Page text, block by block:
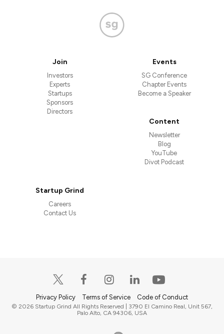
Join
Investors
Experts
Startups
Sponsors
Directors
Events
SG Conference
Chapter Events
Become a Speaker
Content
Newsletter
Blog
YouTube
Divot Podcast
Startup Grind
Careers
Contact Us
Privacy Policy Terms of Service Code of Conduct
© 2026 Startup Grind All Rights Reserved | 3790 El Camino Real, Unit 567,
Palo Alto, CA 94306, USA